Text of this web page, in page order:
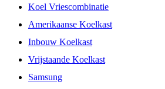
Koel Vriescombinatie
Amerikaanse Koelkast
Inbouw Koelkast
Vrijstaande Koelkast
Samsung